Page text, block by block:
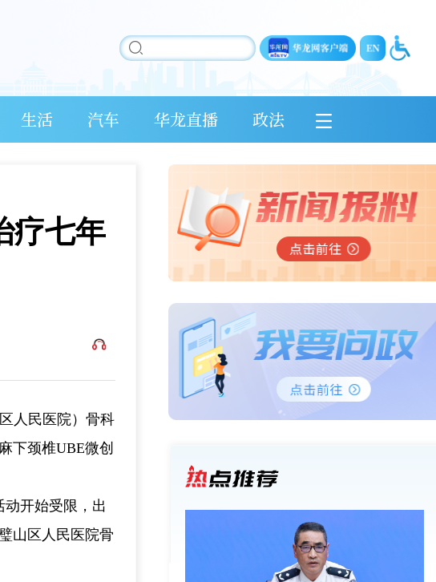
生活 汽车 华龙直播 政法
疗七年
人民医院）骨科
下颈椎UBE微创
开始受限，出
山区人民医院骨